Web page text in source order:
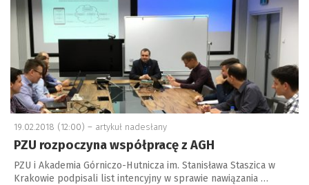
19.02.2018 (12:00) – artykuł nadesłany
PZU rozpoczyna współpracę z AGH
PZU i Akademia Górniczo-Hutnicza im. Stanisława Staszica w
Krakowie podpisali list intencyjny w sprawie nawiązania …